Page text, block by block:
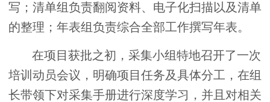
写；清单组负责翻阅资料、电子化扫描以及清单
的整理；年表组负责综合全部工作撰写年表。
在项目获批之初，采集小组特地召开了一次
培训动员会议，明确项目任务及具体分工，在组
长带领下对采集手册进行深度学习，并且对相关